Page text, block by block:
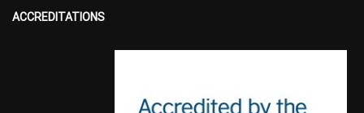
ACCREDITATIONS